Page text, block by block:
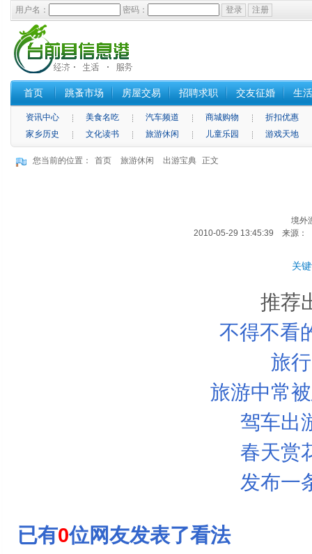
用户名： 密码：
首页 跳蚤市场 房屋交易 招聘求职 交友征婚 生
资讯中心 美食名吃 汽车频道 商城购物
折扣优惠
家乡历史
文化读书 旅游休闲 儿童乐园 游戏天地
您当前的位置： 首页 旅游休闲 出游宝典 正文
境外
2010-05-29 13:45:39 来源：
关
推荐
不得不看
旅
旅游中常
驾车出
春天赏
发布一
已有0位网友发表了看法